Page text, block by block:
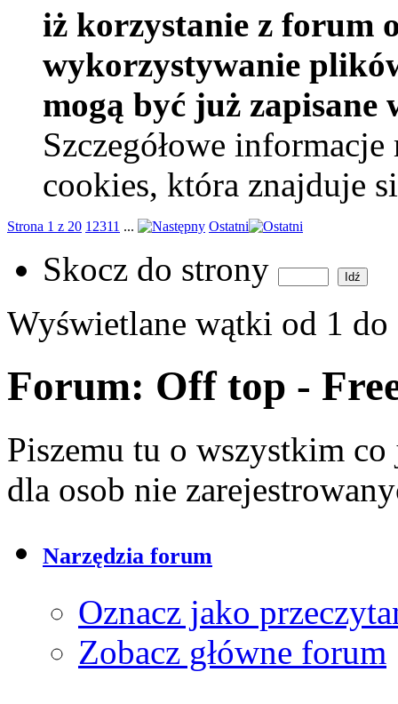
iż korzystanie z forum
wykorzystywanie
mogą być już
Szczegółowe
cookies, która znajduje
Strona 1 z 20 1 2311 ... Ostatni
Skocz do strony
Wyświetlane wątki od 1 do
Forum: Off top -
Piszemu tu o wszystkim
dla osob nie
Narzędzia forum
Oznacz jako
Zobacz główne forum